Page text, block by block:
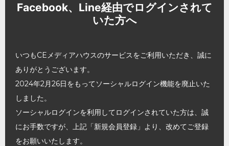
Facebook、Line経由でログインされて
いた方へ
いつもCEメディアハウスのサービスをご利用いただき、誠に
ありがとうございます。
2024年2月26日をもってソーシャルログイン機能を廃止いた
しました。
ソーシャルログインを利用してログインされていた方は、誠
にお手数ですが、上記「新規会員登録」より、改めてご登録
をお願いいたします。